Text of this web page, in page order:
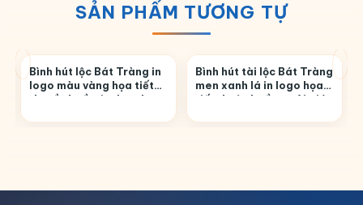
SẢN PHẨM TƯƠNG TỰ
Bình hút lộc Bát Tràng in
logo màu vàng họa tiết
thuyền buồm in decal
Bình hút tài lộc Bát Tràng
men xanh lá in logo họa
tiết thuận buồm xuôi gió